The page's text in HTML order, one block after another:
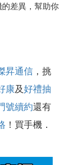
差異，幫助你
昇通信 ，挑
康及好禮抽
號續約還有
！買手機．